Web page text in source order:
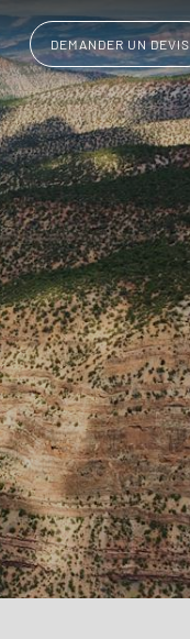
DEMANDER UN DEVIS